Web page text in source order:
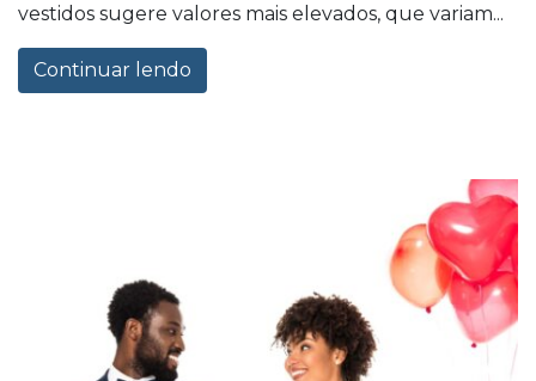
vestidos sugere valores mais elevados, que variam...
Continuar lendo